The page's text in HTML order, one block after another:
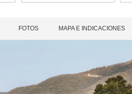
FOTOS MAPA E INDICACIONES